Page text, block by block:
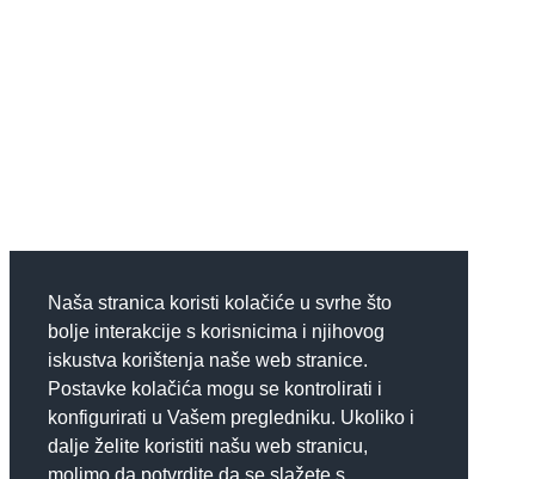
Naša stranica koristi kolačiće u svrhe što
bolje interakcije s korisnicima i njihovog
iskustva korištenja naše web stranice.
Postavke kolačića mogu se kontrolirati i
konfigurirati u Vašem pregledniku. Ukoliko i
dalje želite koristiti našu web stranicu,